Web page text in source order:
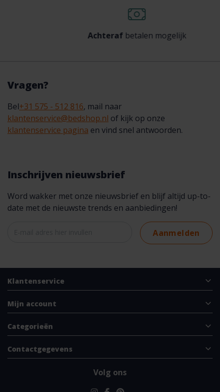
Achterafbetalen mogelijk
Vragen?
Bel+31 575 - 512 816, mail naar
klantenservice@bedshop.nl of kijk op onze
klantenservice pagina en vind snel antwoorden.
Inschrijven nieuwsbrief
Word wakker met onze nieuwsbrief en blijf altijd up-to-
date met de nieuwste trends en aanbiedingen!
Aanmelden
Klantenservice
Mijn account
Categorieën
Contactgegevens
Volg ons